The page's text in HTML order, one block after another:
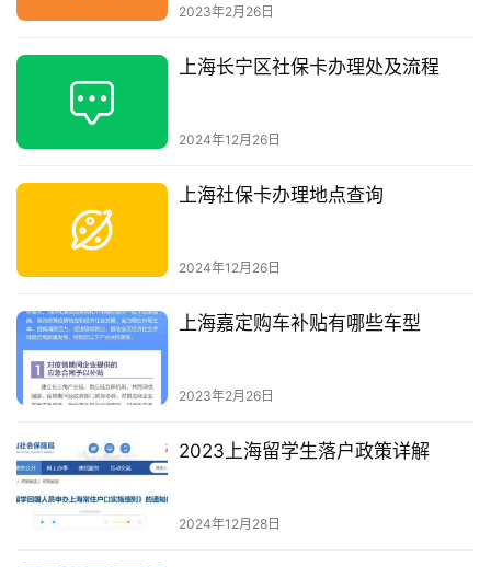
2023年2月26日
上海长宁区社保卡办理处及流程
2024年12月26日
上海社保卡办理地点查询
2024年12月26日
上海嘉定购车补贴有哪些车型
2023年2月26日
2023上海留学生落户政策详解
2024年12月28日